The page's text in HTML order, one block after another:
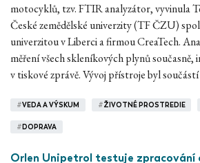
motocyklů, tzv. FTIR analyzátor, vyvinula
České zemědělské univerzity (TF ČZU)
univerzitou v Liberci a firmou CreaTech.
měření všech skleníkových plynů
v tiskové zprávě. Vývoj přístroje byl
#VEDA A VÝSKUM #ŽIVOTNÉ PROSTREDIE
# DOPRAVA
Orlen Unipetrol testuje zpracování